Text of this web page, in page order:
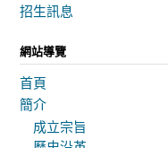
招生訊息
網站導覽
首頁
簡介
成立宗旨